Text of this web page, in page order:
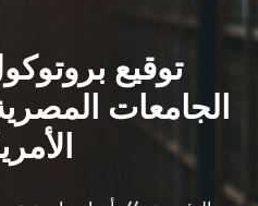
توقيع
الجامعات